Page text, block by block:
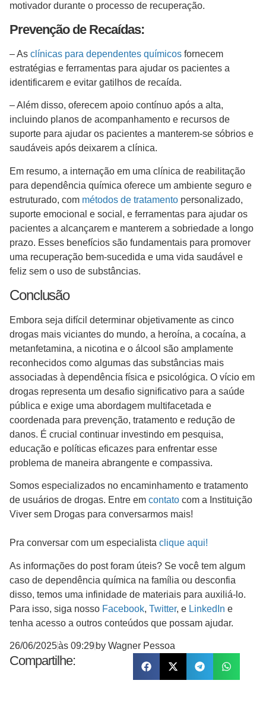
motivador durante o processo de recuperação.
Prevenção de Recaídas:
– As clínicas para dependentes químicos fornecem
estratégias e ferramentas para ajudar os pacientes a
identificarem e evitar gatilhos de recaída.
– Além disso, oferecem apoio contínuo após a alta,
incluindo planos de acompanhamento e recursos de
suporte para ajudar os pacientes a manterem-se sóbrios e
saudáveis após deixarem a clínica.
Em resumo, a internação em uma clínica de reabilitação
para dependência química oferece um ambiente seguro e
estruturado, com métodos de tratamento personalizado,
suporte emocional e social, e ferramentas para ajudar os
pacientes a alcançarem e manterem a sobriedade a longo
prazo. Esses benefícios são fundamentais para promover
uma recuperação bem-sucedida e uma vida saudável e
feliz sem o uso de substâncias.
Conclusão
Embora seja difícil determinar objetivamente as cinco
drogas mais viciantes do mundo, a heroína, a cocaína, a
metanfetamina, a nicotina e o álcool são amplamente
reconhecidos como algumas das substâncias mais
associadas à dependência física e psicológica. O vício em
drogas representa um desafio significativo para a saúde
pública e exige uma abordagem multifacetada e
coordenada para prevenção, tratamento e redução de
danos. É crucial continuar investindo em pesquisa,
educação e políticas eficazes para enfrentar esse
problema de maneira abrangente e compassiva.
Somos especializados no encaminhamento e tratamento
de usuários de drogas. Entre em contato com a Instituição
Viver sem Drogas para conversarmos mais!
Pra conversar com um especialista clique aqui!
As informações do post foram úteis? Se você tem algum
caso de dependência química na família ou desconfia
disso, temos uma infinidade de materiais para auxiliá-lo.
Para isso, siga nosso Facebook, Twitter, e LinkedIn e
tenha acesso a outros conteúdos que possam ajudar.
26/06/2025às 09:29 by Wagner Pessoa
Compartilhe: